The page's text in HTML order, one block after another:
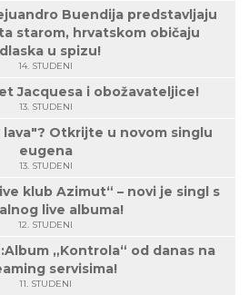
Buendija predstavljaju
starom, hrvatskom običaju
u spizu!
14. STUDENI
Jacquesa i obožavateljice!
13. STUDENI
Otkrijte u novom singlu
eugena
13. STUDENI
klub Azimut“ – novi je singl s
live albuma!
12. STUDENI
„Kontrola“ od danas na
servisima!
11. STUDENI